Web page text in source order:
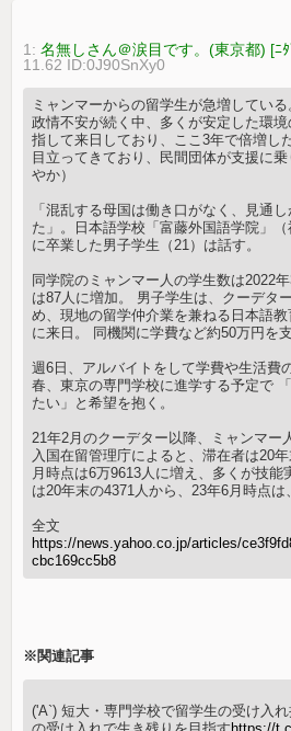
1:名無しさん＠涙目です。(東京都) [ﾆﾀ
11.62 ID:0J90SnXy0
ミャンマーからの留学生が急増してい
政情不安が続く中、多くが安定した環
指して来日しており、ここ3年で倍増し
目立ってきており、民間団体が支援に
やか）
「混乱する母国は働き口がなく、見通
た」。日本語学校「富藤外国語学院」
に卒業した男子学生（21）は話す。
同学院のミャンマー人の学生数は2022
は87人に増加。 男子学生は、クーデタ
め、現地の留学仲介業を兼ねる日本語教
に来日。 同機関に学費など約50万円を支
週6日、アルバイトをして学費や生活費
春、東京の専門学校に進学する予定で
たい」と希望を抱く。
21年2月のクーデター以降、ミャンマー
入国在留管理庁によると、滞在者は20
月時点は6万9613人に増え、多くが技能
は20年末の4371人から、23年6月時点は
全文
https://news.yahoo.co.jp/articles/
cbc169cc5b8
※関連記事
('A`) 短大・専門学校で留学生の受け入